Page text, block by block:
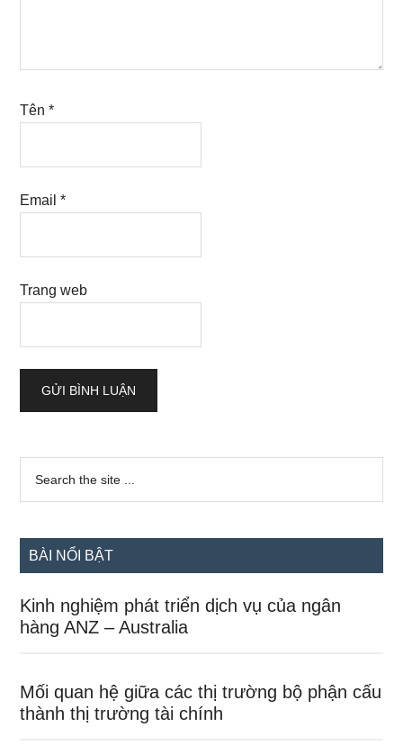
Tên*
Email*
Trang web
Sidebar
chính
...
BÀI NỔI BẬT
Kinh nghiệm phát triển dịch vụ của ngân
hàng ANZ – Australia
Mối quan hệ giữa các thị trường bộ phận cấu
thành thị trường tài chính